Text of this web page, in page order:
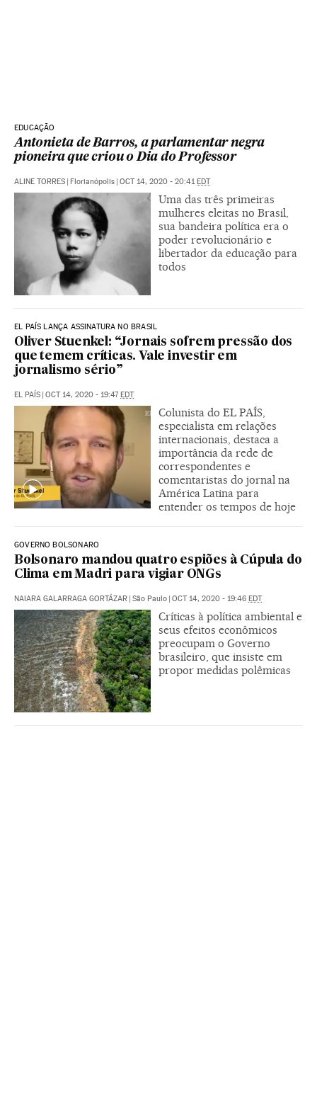
EDUCAÇÃO
Antonieta de Barros, a parlamentar negra
pioneira que criou o Dia do Professor
ALINE TORRES Florianópolis OCT 14, 2020 - 20:41 EDT
Uma das três primeiras
mulheres eleitas no Brasil,
sua bandeira política era o
poder revolucionário e
libertador da educação para
todos
EL PAÍS LANÇA ASSINATURA NO BRASIL
Oliver Stuenkel: “Jornais sofrem pressão dos
que temem críticas. Vale investir em
jornalismo sério”
EL PAÍS OCT 14, 2020 - 19:47 EDT
Colunista do EL PAÍS,
especialista em relações
internacionais, destaca a
importância da rede de
correspondentes e
comentaristas do jornal na
América Latina para
entender os tempos de hoje
GOVERNO BOLSONARO
Bolsonaro mandou quatro espiões à Cúpula do
Clima em Madri para vigiar ONGs
NAIARA GALARRAGA GORTÁZAR São Paulo OCT 14, 2020 - 19:46 EDT
Críticas à política ambiental e
seus efeitos econômicos
preocupam o Governo
brasileiro, que insiste em
propor medidas polêmicas